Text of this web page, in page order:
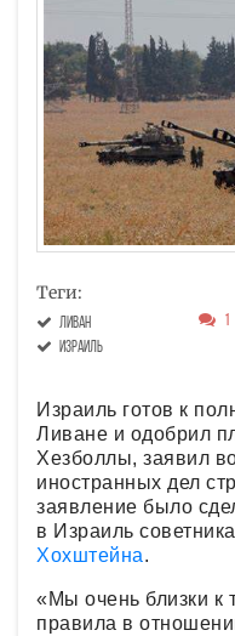
Теги:
Ливан
Израиль
1
Израиль готов к
Ливане и одобрил
Хезболлы, заявил
иностранных дел
заявление было
в Израиль
Хохштейна.
«Мы очень близки к
правила в